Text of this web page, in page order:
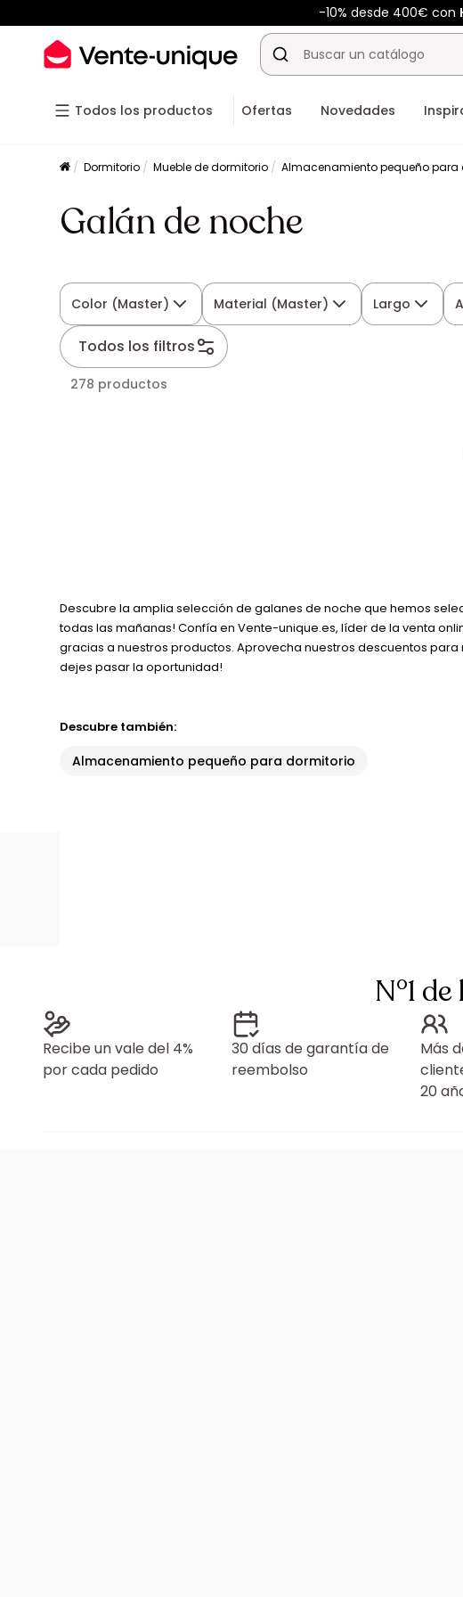
-10% desde 400€ con
Todos los productos Ofertas Novedades
Dormitorio Mueble de dormitorio Almacenamiento pequeño para
Galán de noche
Color (Master) Material (Master) Largo
Todos los filtros
278 productos
Descubre la amplia selección de galanes de noche que hemos
todas las mañanas! Confía en Vente-unique.es, líder de la venta
gracias a nuestros productos. Aprovecha nuestros descuentos
dejes pasar la oportunidad!
Descubre también:
Almacenamiento pequeño para dormitorio
N°1
Recibe un vale del 4%
por cada pedido
30 días de garantía de
reembolso
Más
20